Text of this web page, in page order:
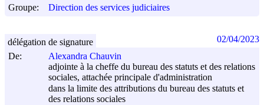
Groupe:
Direction des services judiciaires
De:
Alexandra Chauvin
adjointe à la cheffe du bureau des statuts et des relations
sociales, attachée principale d'administration
dans la limite des attributions du bureau des statuts et
des relations sociales
délégation de signature 02/04/2023